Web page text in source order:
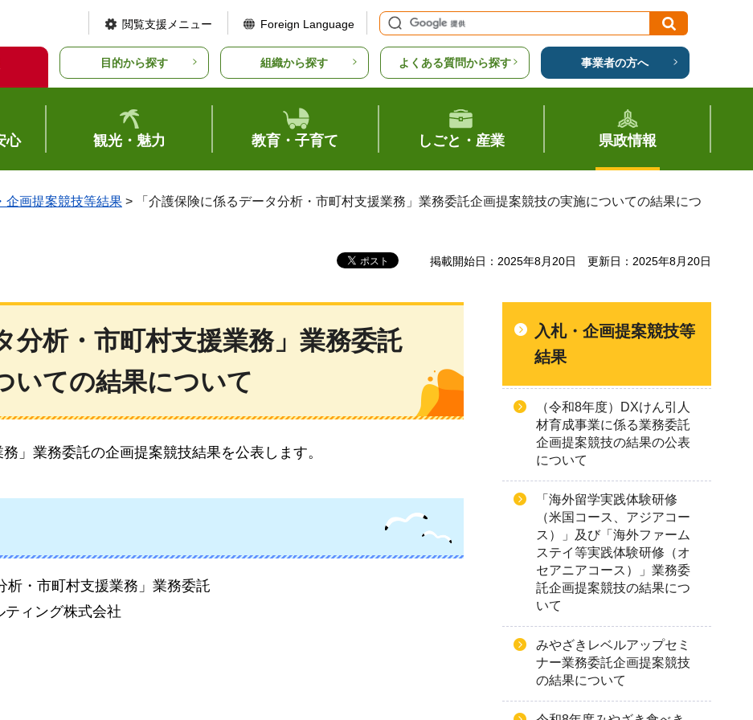
閲覧支援メニュー Foreign Language
目的から探す 組織から探す よくある質問から探す 事業者の方へ
心 観光・魅力 教育・子育て しごと・産業 県政情報
企画提案競技等結果 > 「介護保険に係るデータ分析・市町村支援業務」業務委託企画提案競技の実施についての結果につ
掲載開始日：2025年8月20日 更新日：2025年8月20日
分析・市町村支援業務」業務委託
いての結果について
」業務委託の企画提案競技結果を公表します。
析・市町村支援業務」業務委託
ィング株式会社
入札・企画提案競技等
結果
（令和8年度）DXけん引人
材育成事業に係る業務委託
企画提案競技の結果の公表
について
「海外留学実践体験研修
（米国コース、アジアコー
ス）」及び「海外ファーム
ステイ等実践体験研修（オ
セアニアコース）」業務委
託企画提案競技の結果につ
いて
みやざきレベルアップセミ
ナー業務委託企画提案競技
の結果について